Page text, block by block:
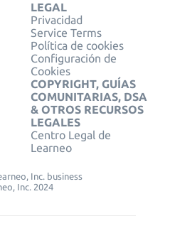
LEGAL
Privacidad
Service Terms
Política de cookies
Configuración de
Cookies
COPYRIGHT, GUÍAS
COMUNITARIAS, DSA
& OTROS RECURSOS
LEGALES
Centro Legal de
Learneo
Inc. business
Inc. 2024